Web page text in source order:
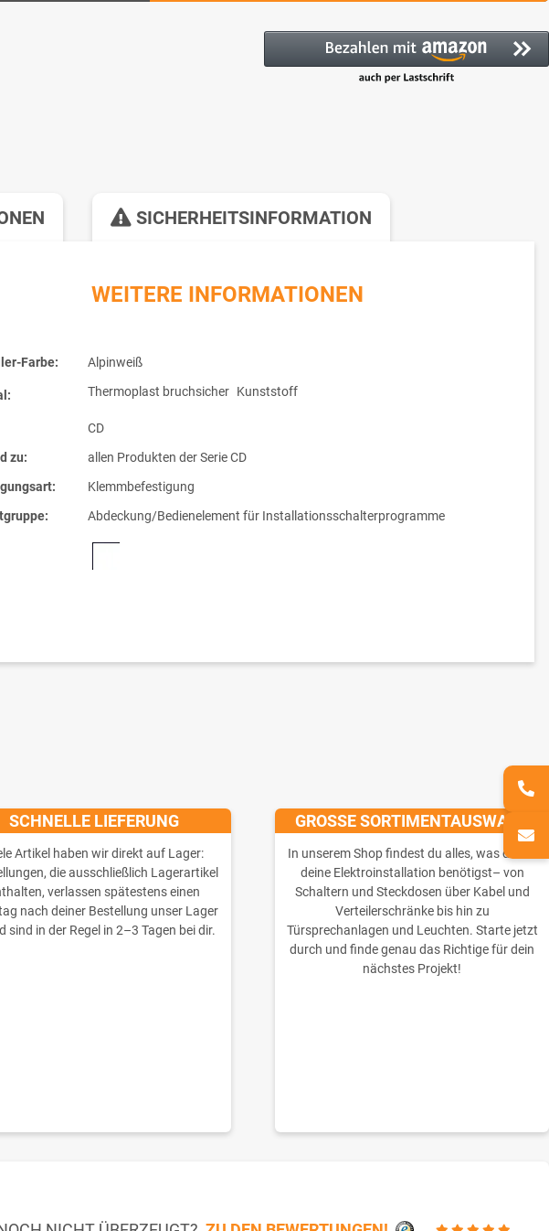
SICHERHEITSINFORMATION
WEITERE INFORMATIONEN
Farbe: Alpinweiß
Thermoplast bruchsicher Kunststoff
CD
zu:
allen Produkten der Serie CD
Klemmbefestigung
Abdeckung/Bedienelement für Installationsschalterprogramme
SCHNELLE LIEFERUNG
Artikel haben wir direkt auf Lager:
die ausschließlich Lagerartikel
verlassen spätestens einen
nach deiner Bestellung unser Lager
sind in der Regel in 2–3 Tagen bei dir.
GROSSE SORTIMENTAUSWAHL
In unserem Shop findest du alles, was du für
deine Elektroinstallation benötigst– von
Schaltern und Steckdosen über Kabel und
Verteilerschränke bis hin zu
Türsprechanlagen und Leuchten. Starte jetzt
durch und finde genau das Richtige für dein
nächstes Projekt!